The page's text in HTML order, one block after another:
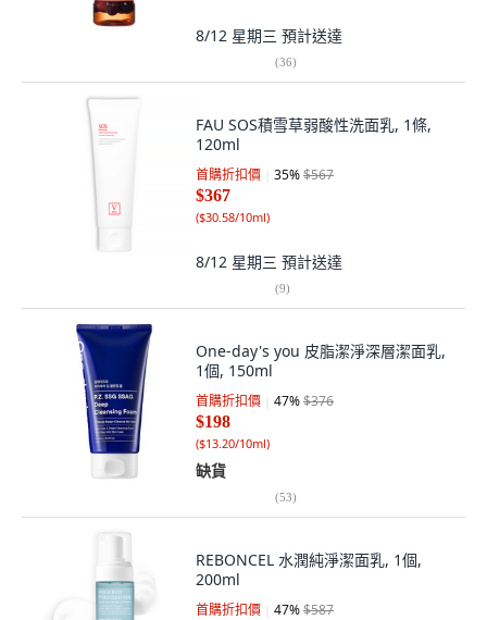
8/12 星期三 預計送達
(36)
FAU SOS積雪草弱酸性洗面乳, 1條,
120ml
首購折扣價 35%$567
$367
($30.58/10ml)
8/12 星期三 預計送達
(9)
One-day's you 皮脂潔淨深層潔面乳,
1個, 150ml
首購折扣價 47%$376
$198
($13.20/10ml)
缺貨
(53)
REBONCEL 水潤純淨潔面乳, 1個,
200ml
首購折扣價 47%$587